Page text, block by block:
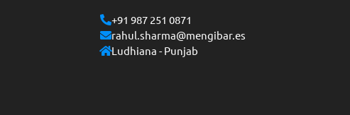
+91 987 251 0871
rahul.sharma@mengibar.es
Ludhiana - Punjab